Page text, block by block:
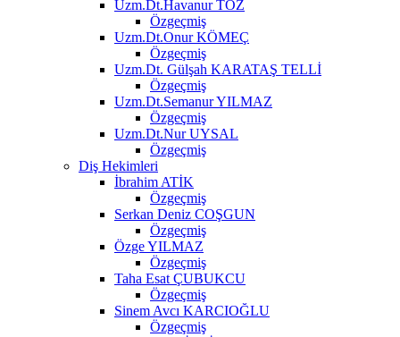
Uzm.Dt.Havanur TOZ
Özgeçmiş
Uzm.Dt.Onur KÖMEÇ
Özgeçmiş
Uzm.Dt. Gülşah KARATAŞ TELLİ
Özgeçmiş
Uzm.Dt.Semanur YILMAZ
Özgeçmiş
Uzm.Dt.Nur UYSAL
Özgeçmiş
Diş Hekimleri
İbrahim ATİK
Özgeçmiş
Serkan Deniz COŞGUN
Özgeçmiş
Özge YILMAZ
Özgeçmiş
Taha Esat ÇUBUKCU
Özgeçmiş
Sinem Avcı KARCIOĞLU
Özgeçmiş